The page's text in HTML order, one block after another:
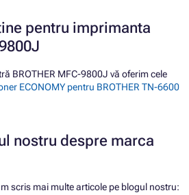
pentru imprimanta
BROTHER MFC-9800J vă oferim cele
ECONOMY pentru BROTHER TN-6600
nostru despre marca
scris mai multe articole pe blogul nostru: